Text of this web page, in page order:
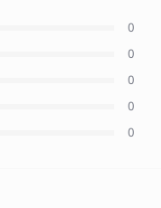
0
0
0
0
0